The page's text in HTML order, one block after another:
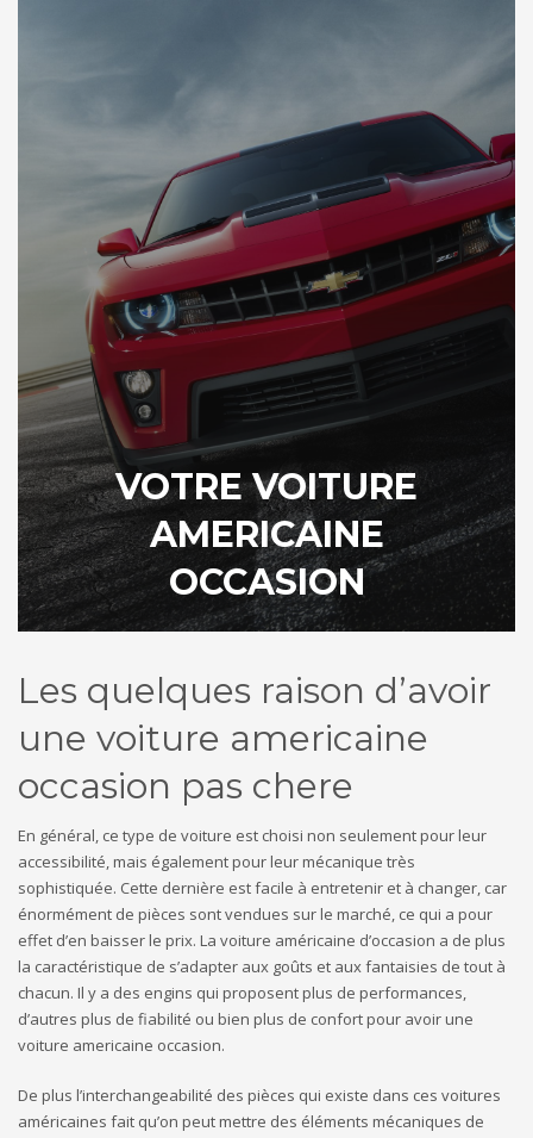
VOTRE VOITURE
AMERICAINE
OCCASION
Les quelques raison d’avoir
une voiture americaine
occasion pas chere
En général, ce type de voiture est choisi non seulement pour leur
accessibilité, mais également pour leur mécanique très
sophistiquée. Cette dernière est facile à entretenir et à changer, car
énormément de pièces sont vendues sur le marché, ce qui a pour
effet d’en baisser le prix. La voiture américaine d’occasion a de plus
la caractéristique de s’adapter aux goûts et aux fantaisies de tout à
chacun. Il y a des engins qui proposent plus de performances,
d’autres plus de fiabilité ou bien plus de confort pour avoir une
voiture americaine occasion.
De plus l’interchangeabilité des pièces qui existe dans ces voitures
américaines fait qu’on peut mettre des éléments mécaniques de